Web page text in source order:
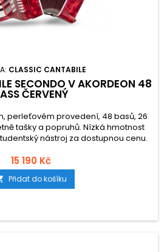
CLASSIC CANTABILE
SECONDO V AKORDEON 48
ČERVENÝ
perleťovém provedení, 48 basů, 26
tašky a popruhů. Nízká hmotnost
nástroj za dostupnou cenu.
15 190 Kč
Přidat do košíku